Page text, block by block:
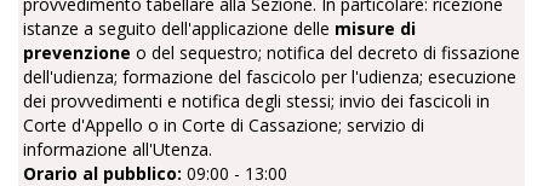
istanze a seguito dell'applicazione delle misure di
prevenzione o del sequestro; notifica del decreto di fissazione
dell'udienza; formazione del fascicolo per l'udienza; esecuzione
dei provvedimenti e notifica degli stessi; invio dei fascicoli in
Corte d'Appello o in Corte di Cassazione; servizio di
informazione all'Utenza.
Orario al pubblico: 09:00 - 13:00